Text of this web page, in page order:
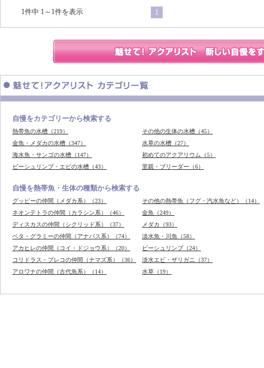
1件中 1～1件を表示 1
自慢をカテゴリーから検索する
熱帯魚の水槽（219）
金魚・メダカの水槽（347）
海水魚・サンゴの水槽（147）
ビーシュリンプ・エビの水槽（43）
その他の生体の水槽（45）
水草の水槽（27）
初めてのアクアリウム（5）
里親・ブリーダー（6）
自慢を熱帯魚・生体の種類から検索する
グッピーの仲間（メダカ系）（23）
ネオンテトラの仲間（カラシン系）（46）
ディスカスの仲間（シクリッド系）（37）
ベタ・グラミーの仲間（アナバス系）（74）
アカヒレの仲間（コイ・ドジョウ系）（20）
コリドラス・プレコの仲間（ナマズ系）（36）
アロワナの仲間（古代魚系）（14）
その他の熱帯魚（フグ・汽水魚など）（14）
金魚（249）
メダカ（93）
淡水魚・川魚（58）
ビーシュリンプ（24）
淡水エビ・ザリガニ（37）
水草（19）